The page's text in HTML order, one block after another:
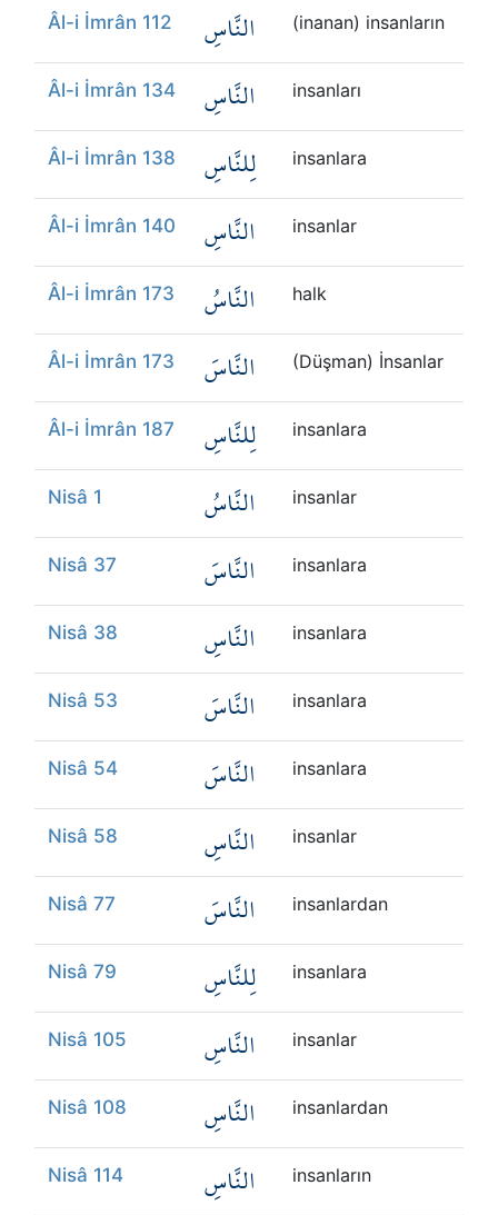
Âl-i İmrân 112 النَّاسِ (inanan) insanların
Âl-i İmrân 134 النَّاسِ insanları
Âl-i İmrân 138 لِلنَّاسِ insanlara
Âl-i İmrân 140 النَّاسِ insanlar
Âl-i İmrân 173 النَّاسُ halk
Âl-i İmrân 173 النَّاسَ (Düşman) İnsanlar
Âl-i İmrân 187 لِلنَّاسِ insanlara
Nisâ 1 النَّاسُ insanlar
Nisâ 37 النَّاسَ insanlara
Nisâ 38 النَّاسِ insanlara
Nisâ 53 النَّاسَ insanlara
Nisâ 54 النَّاسَ insanlara
Nisâ 58 النَّاسِ insanlar
Nisâ 77 النَّاسَ insanlardan
Nisâ 79 لِلنَّاسِ insanlara
Nisâ 105 النَّاسِ insanlar
Nisâ 108 النَّاسِ insanlardan
Nisâ 114 النَّاسِ insanların